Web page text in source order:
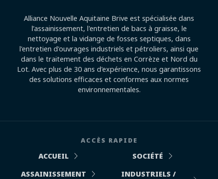
Alliance Nouvelle Aquitaine Brive est spécialisée dans
l’assainissement, l'entretien de bacs à graisse, le
nettoyage et la vidange de fosses septiques, dans
l'entretien d'ouvrages industriels et pétroliers, ainsi que
dans le traitement des déchets en Corrèze et Nord du
Lot. Avec plus de 30 ans d'expérience, nous garantissons
des solutions efficaces et conformes aux normes
environnementales.
ACCÈS RAPIDE
ACCUEIL
SOCIÉTÉ
ASSAINISSEMENT
INDUSTRIELS /